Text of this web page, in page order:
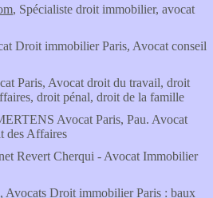
, Spécialiste droit immobilier, avocat
Droit immobilier Paris, Avocat conseil
Paris, Avocat droit du travail, droit
droit pénal, droit de la famille
Avocat Paris, Pau. Avocat
des Affaires
Revert Cherqui - Avocat Immobilier
, Avocats Droit immobilier Paris : baux